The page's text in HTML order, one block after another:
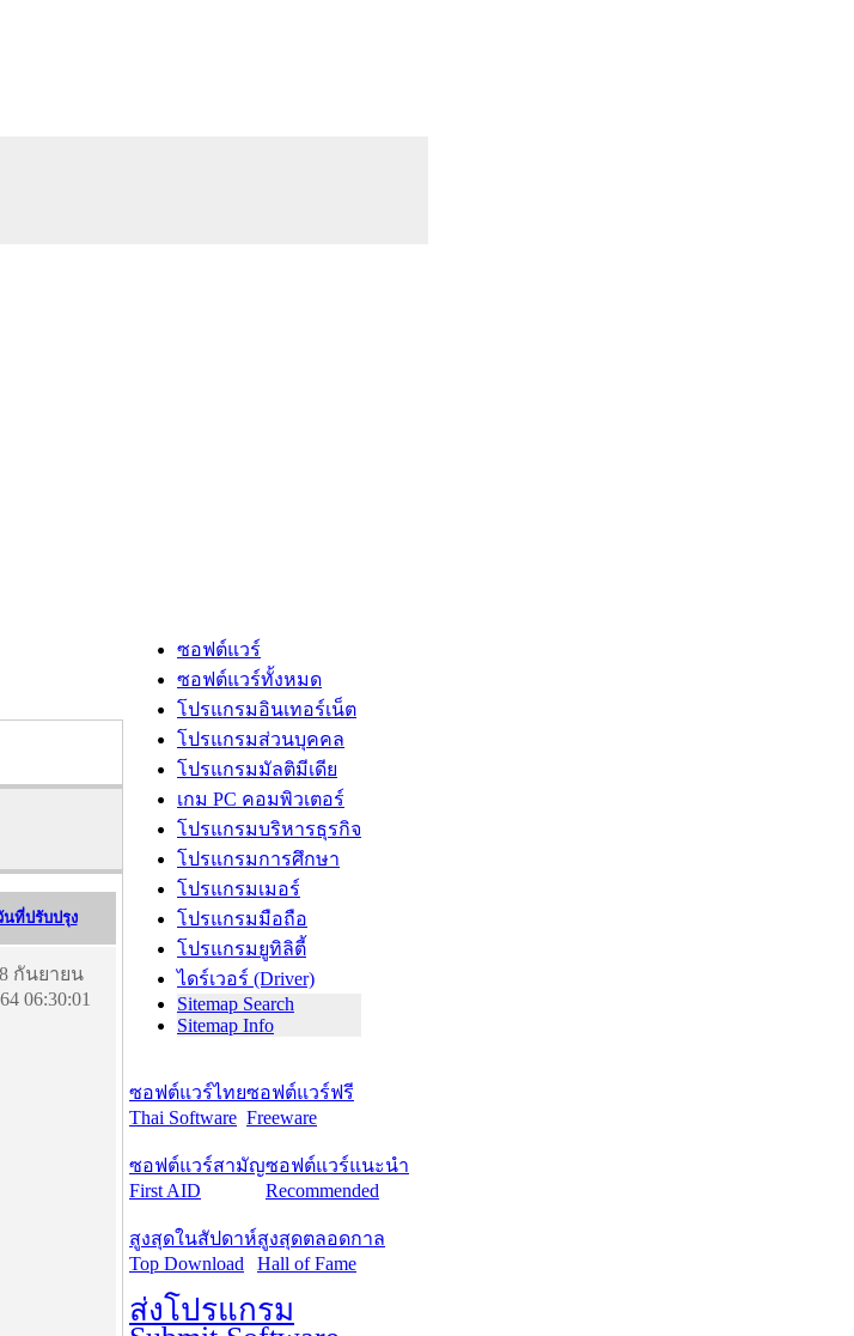
นที่ปรับปรุง
กันยายน
06:30:01
ซอฟต์แวร์
ซอฟต์แวร์ทั้งหมด
โปรแกรมอินเทอร์เน็ต
โปรแกรมส่วนบุคคล
โปรแกรมมัลติมีเดีย
เกม PC คอมพิวเตอร์
โปรแกรมบริหารธุรกิจ
โปรแกรมการศึกษา
โปรแกรมเมอร์
โปรแกรมมือถือ
โปรแกรมยูทิลิตี้
ไดร์เวอร์ (Driver)
Sitemap Search
Sitemap Info
ซอฟต์แวร์ไทย
Thai Software
ซอฟต์แวร์ฟรี
Freeware
ซอฟต์แวร์สามัญ
First AID
ซอฟต์แวร์แนะนำ
Recommended
สูงสุดในสัปดาห์
Top Download
สูงสุดตลอดกาล
Hall of Fame
ส่งโปรแกรม